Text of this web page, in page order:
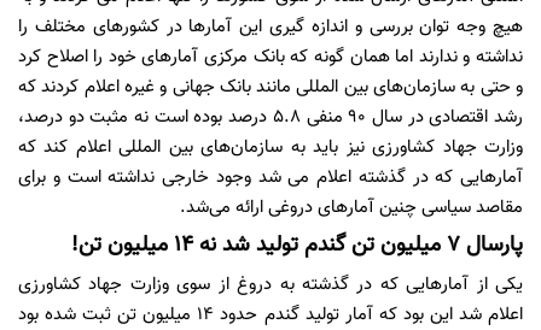
هیچ وجه توان بررسی و اندازه گیری این آمارها در کشورهای مختلف را
نداشته و ندارند اما همان گونه که بانک مرکزی آمارهای خود را اصلاح کرد
و حتی به سازمان‌های بین المللی مانند بانک جهانی و غیره اعلام کردند که
رشد اقتصادی در سال 90 منفی 5.8 درصد بوده است نه مثبت دو درصد،
وزارت جهاد کشاورزی نیز باید به سازمان‌های بین المللی اعلام کند که
آمارهایی که در گذشته اعلام می شد وجود خارجی نداشته است و برای
مقاصد سیاسی چنین آمارهای دروغی ارائه می‌شد.
پارسال 7 میلیون تن گندم تولید شد نه 14 میلیون تن!
یکی از آمارهایی که در گذشته به دروغ از سوی وزارت جهاد کشاورزی
اعلام شد این بود که آمار تولید گندم حدود 14 میلیون تن ثبت شده بود